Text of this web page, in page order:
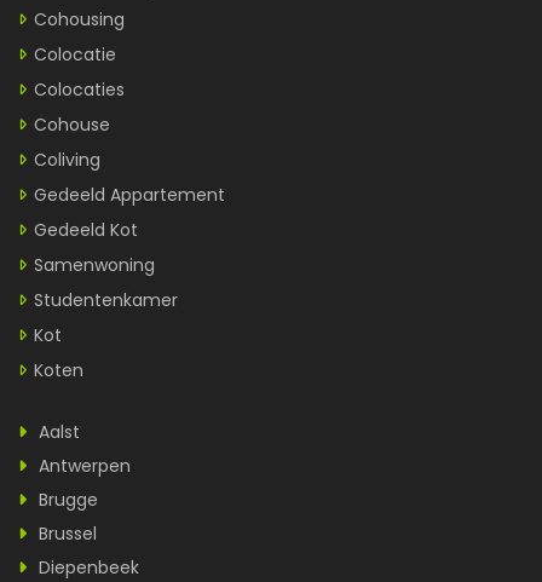
Cohousing
Colocatie
Colocaties
Cohouse
Coliving
Gedeeld Appartement
Gedeeld Kot
Samenwoning
Studentenkamer
Kot
Koten
Aalst
Antwerpen
Brugge
Brussel
Diepenbeek